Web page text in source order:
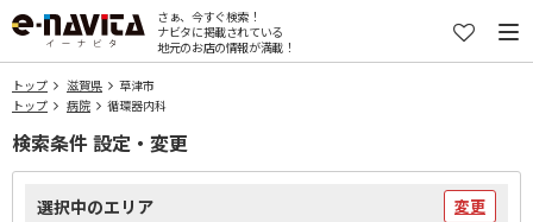
さぁ、今すぐ検索！
ナビタに掲載されている
地元のお店の情報が満載！
トップ 滋賀県
草津市
トップ
病院 循環器内科
検索条件 設定・変更
選択中のエリア 変更